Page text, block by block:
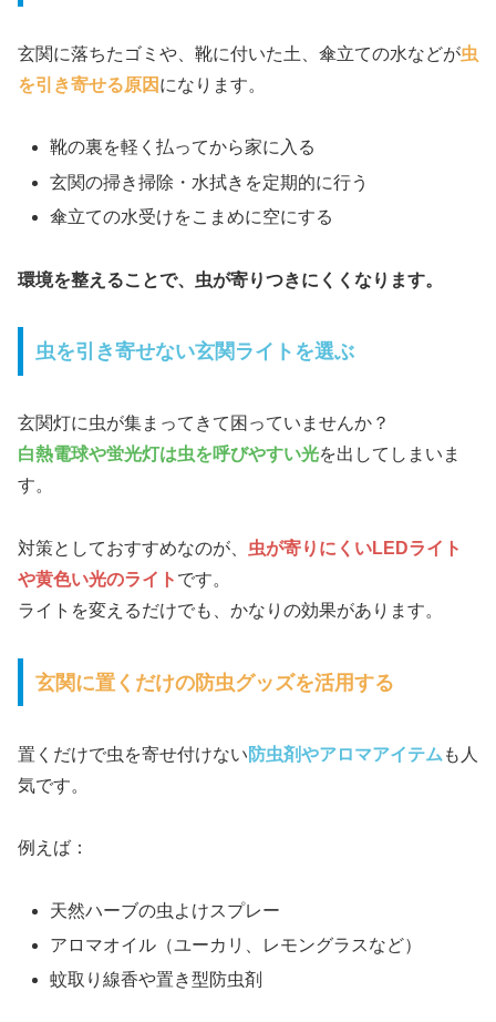
玄関に落ちたゴミや、靴に付いた土、傘立ての水などが虫
を引き寄せる原因 になります。
靴の裏を軽く払ってから家に入る
玄関の掃き掃除・水拭きを定期的に行う
傘立ての水受けをこまめに空にする
環境を整えることで、虫が寄りつきにくくなります。
虫を引き寄せない玄関ライトを選ぶ
玄関灯に虫が集まってきて困っていませんか？
白熱電球や蛍光灯は虫を呼びやすい光を出してしまいま
す。
対策としておすすめなのが、 虫が寄りにくいLEDライト
や黄色い光のライト です。
ライトを変えるだけでも、かなりの効果があります。
玄関に置くだけの防虫グッズを活用する
置くだけで虫を寄せ付けない 防虫剤やアロマアイテム も人
気です。
例えば：
天然ハーブの虫よけスプレー
アロマオイル（ユーカリ、レモングラスなど）
蚊取り線香や置き型防虫剤